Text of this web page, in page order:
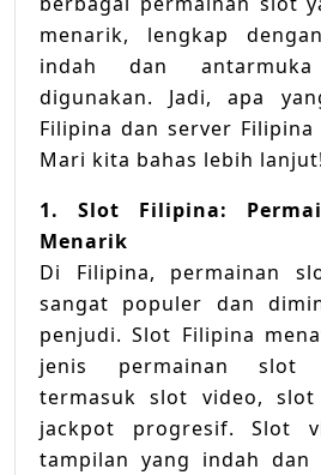
menarik, lengkap
indah dan
digunakan. Jadi, apa
Filipina dan server
Mari kita bahas lebih lanjut!
1. Slot Filipina:
Menarik
Di Filipina, permainan
sangat populer dan
penjudi. Slot Filipina
jenis permainan slot
termasuk slot video,
jackpot progresif. Slot
tampilan yang indah dan